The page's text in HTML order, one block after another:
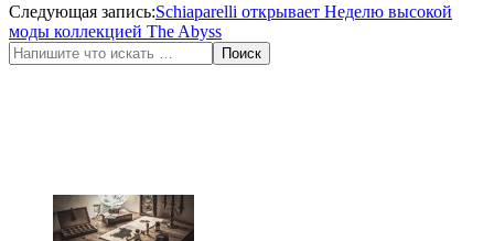
Следующая запись:Schiaparelli открывает Неделю высокой
моды коллекцией The Abyss
Поиск